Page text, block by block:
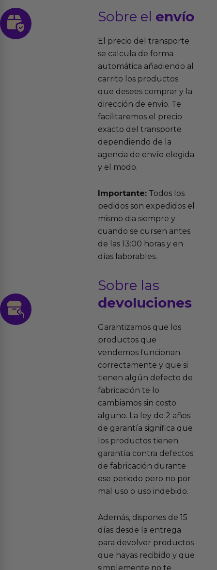
Sobre el envío
El precio del transporte
se calcula de forma
automática añadiendo al
carrito los productos
que desees comprar y la
dirección de envio. Te
facilitaremos el precio
exacto del transporte
dependiendo de la
agencia de envío elegida
y el modo.
Importante:Todos los
pedidos son expedidos el
mismo dia siempre y
cuando se cursen antes
de las 13:00 horas y en
días laborables.
Sobre las
devoluciones
Garantizamos que los
productos que
vendemos funcionan
correctamente y que si
tienen algún defecto de
fabricación te lo
cambiamos sin costo
alguno. La ley de 2 años
de garantía significa que
los productos tienen
garantía contra defectos
de fabricación durante
ese periodo pero no por
mal uso o uso indebido.
Además, dispones de 15
días desde la entrega
para devolver productos
que hayas recibido y que
simplemente no te